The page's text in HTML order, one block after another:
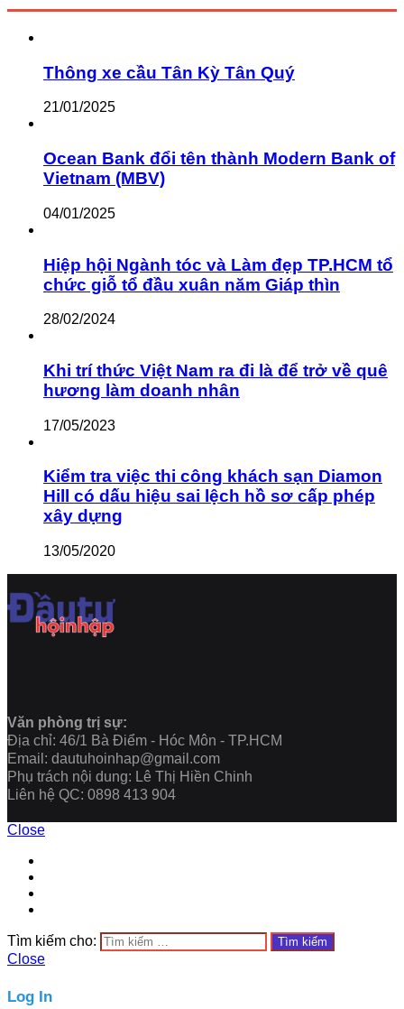
Thông xe cầu Tân Kỳ Tân Quý
21/01/2025
Ocean Bank đổi tên thành Modern Bank of
Vietnam (MBV)
04/01/2025
Hiệp hội Ngành tóc và Làm đẹp TP.HCM tổ
chức giỗ tổ đầu xuân năm Giáp thìn
28/02/2024
Khi trí thức Việt Nam ra đi là để trở về quê
hương làm doanh nhân
17/05/2023
Kiểm tra việc thi công khách sạn Diamon
Hill có dấu hiệu sai lệch hồ sơ cấp phép
xây dựng
13/05/2020
Văn phòng trị sự:
Địa chỉ: 46/1 Bà Điểm - Hóc Môn - TP.HCM
Email: dautuhoinhap@gmail.com
Phụ trách nội dung: Lê Thị Hiền Chinh
Liên hệ QC: 0898 413 904
Close
Tìm kiếm cho:
Close
Log In